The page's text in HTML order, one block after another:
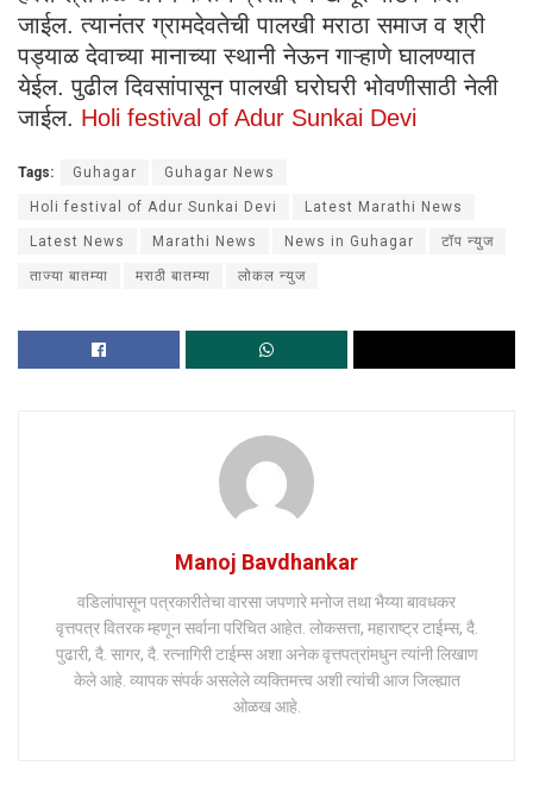
जाईल. त्यानंतर ग्रामदेवतेची पालखी मराठा समाज व श्री
पड्याळ देवाच्या मानाच्या स्थानी नेऊन गाऱ्हाणे घालण्यात
येईल. पुढील दिवसांपासून पालखी घरोघरी भोवणीसाठी नेली
जाईल. Holi festival of Adur Sunkai Devi
Tags: Guhagar Guhagar News
Holi festival of Adur Sunkai Devi Latest Marathi News
Latest News Marathi News News in Guhagar टॉप न्युज
ताज्या बातम्या मराठी बातम्या लोकल न्युज
Manoj Bavdhankar
वडिलांपासून पत्रकारीतेचा वारसा जपणारे मनोज तथा भैय्या बावधकर
वृत्तपत्र वितरक म्हणून सर्वाना परिचित आहेत. लोकसत्ता, महाराष्ट्र टाईम्स, दै.
पुढारी, दै. सागर, दै. रत्नागिरी टाईम्स अशा अनेक वृत्तपत्रांमधुन त्यांनी लिखाण
केले आहे. व्यापक संपर्क असलेले व्यक्तिमत्त्व अशी त्यांची आज जिल्ह्यात
ओळख आहे.